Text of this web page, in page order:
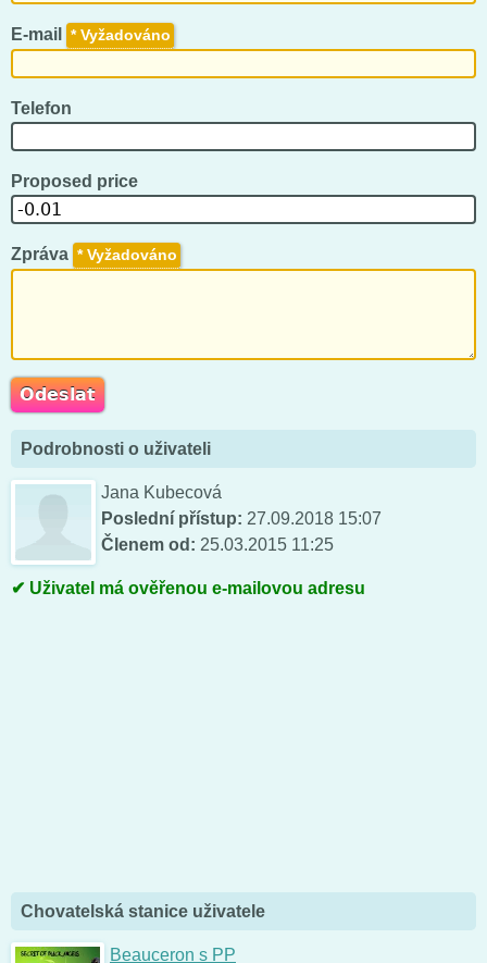
E-mail *
Telefon
Proposed price
Zpráva *
Podrobnosti o uživateli
Jana Kubecová
Poslední přístup: 27.09.2018 15:07
Členem od: 25.03.2015 11:25
Uživatel má ověřenou e-mailovou adresu
Chovatelská stanice uživatele
Beauceron s PP